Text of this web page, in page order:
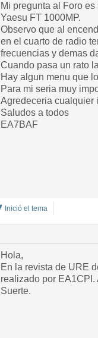
Mi pregunta al Foro
Yaesu FT 1000MP.
Observo que al
en el cuarto de radio
frecuencias y demas
Cuando pasa un rato
Hay algun menu que
Para mi seria muy
Agredeceria cualquier
Saludos a todos
EA7BAF
Inició el tema
Hola,
En la revista de URE
realizado por EA1CPI.
Suerte.